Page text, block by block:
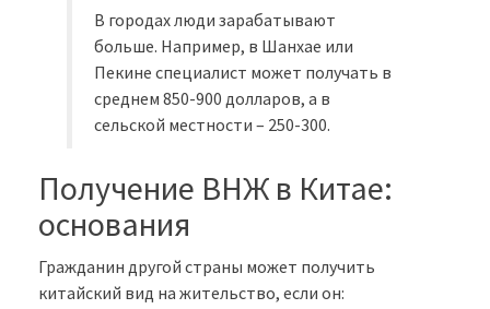
В городах люди зарабатывают
больше. Например, в Шанхае или
Пекине специалист может получать в
среднем 850-900 долларов, а в
сельской местности – 250-300.
Получение ВНЖ в Китае:
основания
Гражданин другой страны может получить
китайский вид на жительство, если он: